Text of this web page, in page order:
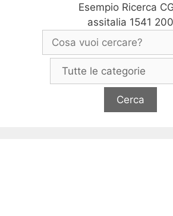
Esempio Ricerca
assitalia 1541